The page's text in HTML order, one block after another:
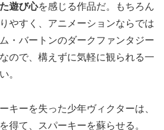
遊び心を感じる作品だ。もちろん
やすく、アニメーションならでは
・バートンのダークファンタジー
ので、構えずに気軽に観られる一
。
キーを失った少年ヴィクターは、
得て、スパーキーを蘇らせる。